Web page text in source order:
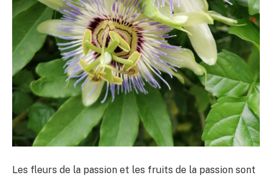
Les fleurs de la passion et les fruits de la passion sont